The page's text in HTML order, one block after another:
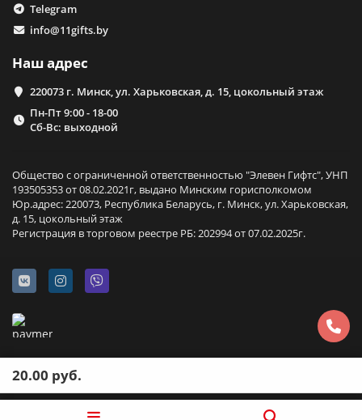
Telegram
info@11gifts.by
Наш адрес
220073 г. Минск, ул. Харьковская, д. 15, цокольный этаж
Пн-Пт 9:00 - 18-00
Сб-Вс: выходной
Общество с ограниченной ответственностью "Элевен Гифтс", УНП
193505353 от 08.02.2021г, выдано Минским горисполкомом
Юр.адрес: 220073, Республика Беларусь, г. Минск, ул. Харьковская,
д. 15, цокольный этаж
Регистрация в торговом реестре РБ: 202994 от 07.02.2025г.
20.00 руб.